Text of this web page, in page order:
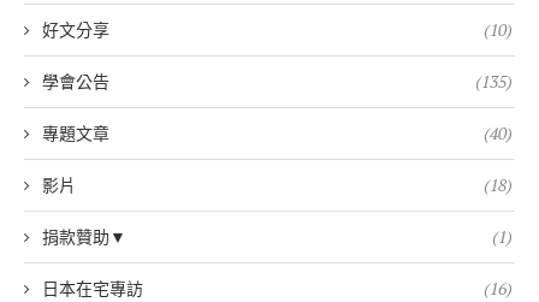
好文分享 (10)
學會公告 (135)
專題文章 (40)
影片 (18)
捐款贊助▼ (1)
日本在宅專訪 (16)